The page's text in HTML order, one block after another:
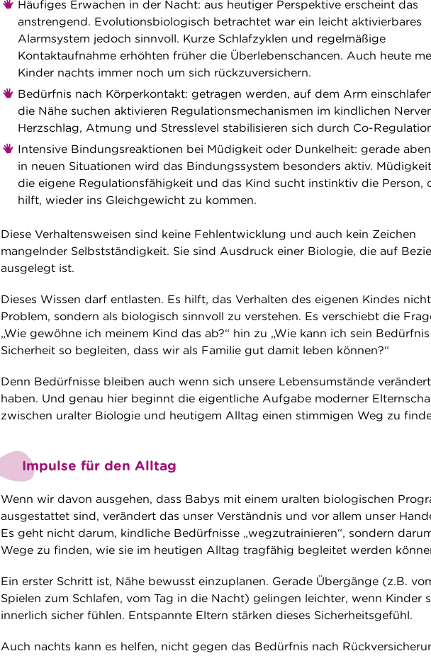
Häufiges Erwachen in der Nacht: aus heutiger Perspektive erscheint das
anstrengend. Evolutionsbiologisch betrachtet war ein leicht aktivierbares
Alarmsystem jedoch sinnvoll. Kurze Schlafzyklen und regelmäßige
Kontaktaufnahme erhöhten früher die Überlebenschancen. Auch heute
Kinder nachts immer noch um sich rückzuversichern.
Bedürfnis nach Körperkontakt: getragen werden, auf dem Arm
die Nähe suchen aktivieren Regulationsmechanismen im kindlichen
Herzschlag, Atmung und Stresslevel stabilisieren sich durch Co-
Intensive Bindungsreaktionen bei Müdigkeit oder Dunkelheit: gerade
in neuen Situationen wird das Bindungssystem besonders aktiv.
die eigene Regulationsfähigkeit und das Kind sucht instinktiv die Person,
hilft, wieder ins Gleichgewicht zu kommen.
Diese Verhaltensweisen sind keine Fehlentwicklung und auch kein Zeichen
mangelnder Selbstständigkeit. Sie sind Ausdruck einer Biologie, die auf
ausgelegt ist.
Dieses Wissen darf entlasten. Es hilft, das Verhalten des eigenen Kindes
Problem, sondern als biologisch sinnvoll zu verstehen. Es verschiebt die
„Wie gewöhne ich meinem Kind das ab?“ hin zu „Wie kann ich sein
Sicherheit so begleiten, dass wir als Familie gut damit leben können?“
Denn Bedürfnisse bleiben auch wenn sich unsere Lebensumstände verändert
haben. Und genau hier beginnt die eigentliche Aufgabe moderner
zwischen uralter Biologie und heutigem Alltag einen stimmigen Weg zu
Impulse für den Alltag
Wenn wir davon ausgehen, dass Babys mit einem uralten biologischen
ausgestattet sind, verändert das unser Verständnis und vor allem unser
Es geht nicht darum, kindliche Bedürfnisse „wegzutrainieren“, sondern
Wege zu finden, wie sie im heutigen Alltag tragfähig begleitet werden
Ein erster Schritt ist, Nähe bewusst einzuplanen. Gerade Übergänge (z.B.
Spielen zum Schlafen, vom Tag in die Nacht) gelingen leichter, wenn Kinder
innerlich sicher fühlen. Entspannte Eltern stärken dieses Sicherheitsgefühl.
Auch nachts kann es helfen, nicht gegen das Bedürfnis nach